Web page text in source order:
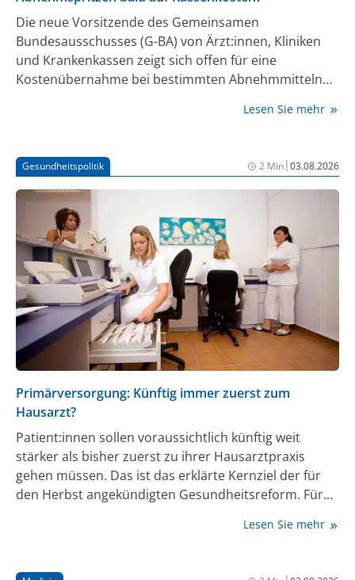
Die neue Vorsitzende des Gemeinsamen
Bundesausschusses (G-BA) von Ärzt:innen, Kliniken
und Krankenkassen zeigt sich offen für eine
Kostenübernahme bei bestimmten Abnehmmitteln
führen in Deutschland eine rückständige Diskussion
„Spiegel“.
Lesen Sie mehr
Gesundheitspolitik 2 Min|03.08.2026
Primärversorgung: Künftig immer zuerst zum
Hausarzt?
Patient:innen sollen voraussichtlich künftig weit
stärker als bisher zuerst zu ihrer Hausarztpraxis
gehen müssen. Das ist das erklärte Kernziel der für
den Herbst angekündigten Gesundheitsreform. Für
Hausarztpraxis vermehrt von Teams betreut werden,
mehreren Funktionen übernimmt. Ein Konzept des
Lesen Sie mehr